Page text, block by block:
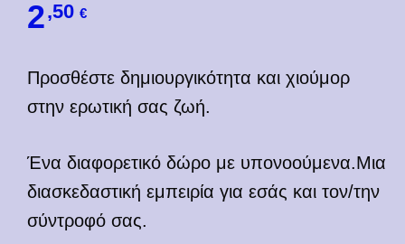
2,50 €
Προσθέστε δημιουργικότητα και χιούμορ
στην ερωτική σας ζωή.
Ένα διαφορετικό δώρο με υπονοούμενα.Μια
διασκεδαστική εμπειρία για εσάς και τον/την
σύντροφό σας.